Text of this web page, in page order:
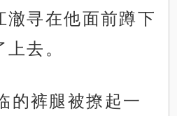
澈寻在他面前蹲下
去。
的裤腿被撩起一